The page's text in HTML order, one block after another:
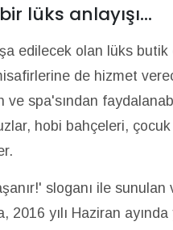
lüks anlayışı...
edilecek olan lüks
de hizmet
ve spa'sından
hobi bahçeleri,
sloganı ile
2016 yılı Haziran